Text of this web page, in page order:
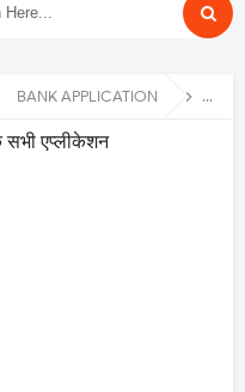
BANK APPLICATION
एप्लीकेशन